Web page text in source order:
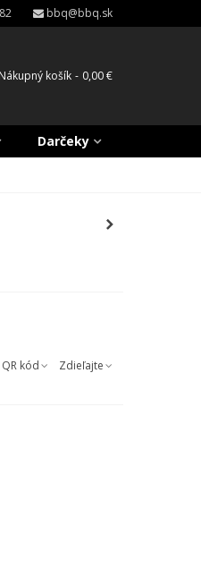
bbq@bbq.sk
Nákupný košík - 0,00 €
Darčeky
QR kód Zdieľajte